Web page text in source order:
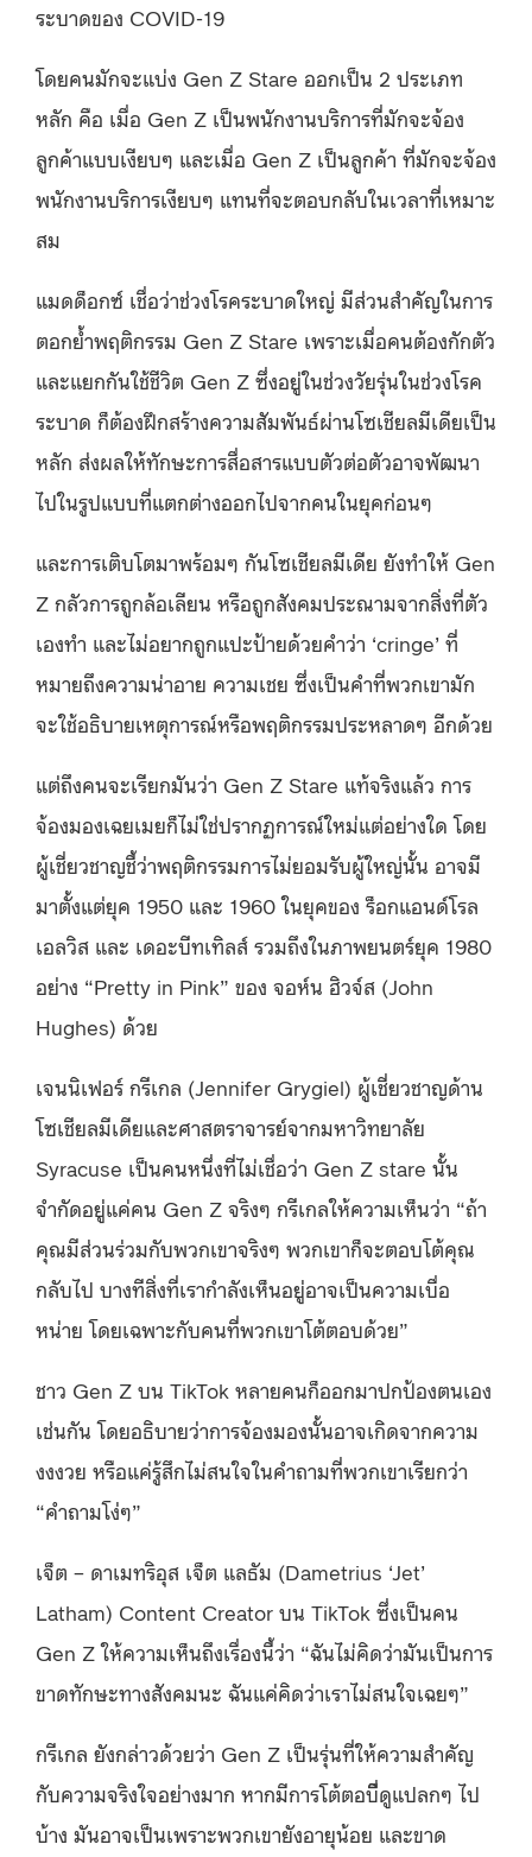
ระบาดของ COVID-19
โดยคนมักจะแบ่ง Gen Z Stare ออกเป็น 2 ประเภท
หลัก คือ เมื่อ Gen Z เป็นพนักงานบริการที่มักจะจ้อง
ลูกค้าแบบเงียบๆ และเมื่อ Gen Z เป็นลูกค้า ที่มักจะจ้อง
พนักงานบริการเงียบๆ แทนที่จะตอบกลับในเวลาที่เหมาะ
สม
แมดด็อกซ์ เชื่อว่าช่วงโรคระบาดใหญ่ มีส่วนสำคัญในการ
ตอกย้ำพฤติกรรม Gen Z Stare เพราะเมื่อคนต้องกักตัว
และแยกกันใช้ชีวิต Gen Z ซึ่งอยู่ในช่วงวัยรุ่นในช่วงโรค
ระบาด ก็ต้องฝึกสร้างความสัมพันธ์ผ่านโซเชียลมีเดียเป็น
หลัก ส่งผลให้ทักษะการสื่อสารแบบตัวต่อตัวอาจพัฒนา
ไปในรูปแบบที่แตกต่างออกไปจากคนในยุคก่อนๆ
และการเติบโตมาพร้อมๆ กันโซเชียลมีเดีย ยังทำให้ Gen
Z กลัวการถูกล้อเลียน หรือถูกสังคมประณามจากสิ่งที่ตัว
เองทำ และไม่อยากถูกแปะป้ายด้วยคำว่า ‘cringe’ ที่
หมายถึงความน่าอาย ความเชย ซึ่งเป็นคำที่พวกเขามัก
จะใช้อธิบายเหตุการณ์หรือพฤติกรรมประหลาดๆ อีกด้วย
แต่ถึงคนจะเรียกมันว่า Gen Z Stare แท้จริงแล้ว การ
จ้องมองเฉยเมยก็ไม่ใช่ปรากฏการณ์ใหม่แต่อย่างใด โดย
ผู้เชี่ยวชาญชี้ว่าพฤติกรรมการไม่ยอมรับผู้ใหญ่นั้น อาจมี
มาตั้งแต่ยุค 1950 และ 1960 ในยุคของ ร็อกแอนด์โรล
เอลวิส และ เดอะบีทเทิลส์ รวมถึงในภาพยนตร์ยุค 1980
อย่าง “Pretty in Pink” ของ จอห์น ฮิวจ์ส (John
Hughes) ด้วย
เจนนิเฟอร์ กรีเกล (Jennifer Grygiel) ผู้เชี่ยวชาญด้าน
โซเชียลมีเดียและศาสตราจารย์จากมหาวิทยาลัย
Syracuse เป็นคนหนึ่งที่ไม่เชื่อว่า Gen Z stare นั้น
จำกัดอยู่แค่คน Gen Z จริงๆ กรีเกลให้ความเห็นว่า “ถ้า
คุณมีส่วนร่วมกับพวกเขาจริงๆ พวกเขาก็จะตอบโต้คุณ
กลับไป บางทีสิ่งที่เรากำลังเห็นอยู่อาจเป็นความเบื่อ
หน่าย โดยเฉพาะกับคนที่พวกเขาโต้ตอบด้วย”
ชาว Gen Z บน TikTok หลายคนก็ออกมาปกป้องตนเอง
เช่นกัน โดยอธิบายว่าการจ้องมองนั้นอาจเกิดจากความ
งงงวย หรือแค่รู้สึกไม่สนใจในคำถามที่พวกเขาเรียกว่า
“คำถามโง่ๆ”
เจ็ต – ดาเมทริอุส เจ็ต แลธัม (Dametrius ‘Jet’
Latham) Content Creator บน TikTok ซึ่งเป็นคน
Gen Z ให้ความเห็นถึงเรื่องนี้ว่า “ฉันไม่คิดว่ามันเป็นการ
ขาดทักษะทางสังคมนะ ฉันแค่คิดว่าเราไม่สนใจเฉยๆ”
กรีเกล ยังกล่าวด้วยว่า Gen Z เป็นรุ่นที่ให้ความสำคัญ
กับความจริงใจอย่างมาก หากมีการโต้ตอบืี่ดูแปลกๆ ไป
บ้าง มันอาจเป็นเพราะพวกเขายังอายุน้อย และขาด